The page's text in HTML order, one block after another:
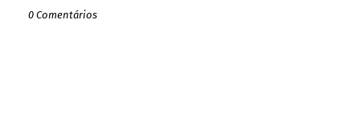
0 Comentários